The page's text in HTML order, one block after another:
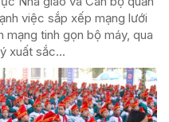
việc sắp xếp mạng lưới
tinh gọn bộ máy, qua
xuất sắc...